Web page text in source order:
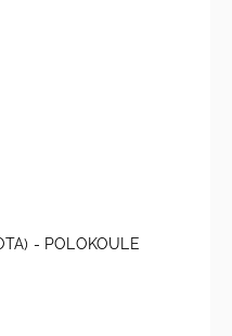
- POLOKOULE